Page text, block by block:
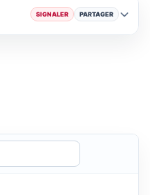
SIGNALER PARTAGER